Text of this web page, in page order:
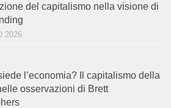
del capitalismo nella visione di
2026
l’economia? Il capitalismo della
osservazioni di Brett